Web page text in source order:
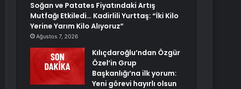
Soğan ve Patates Fiyatındaki Artış
Mutfağı Etkiledi… Kadirlili Yurttaş: “İki Kilo
Yerine Yarım Kilo Alıyoruz”
Ağustos 7, 2026
Kılıçdaroğlu’ndan Özgür
Özel’in Grup
Başkanlığı’na ilk yorum:
Yeni görevi hayırlı olsun